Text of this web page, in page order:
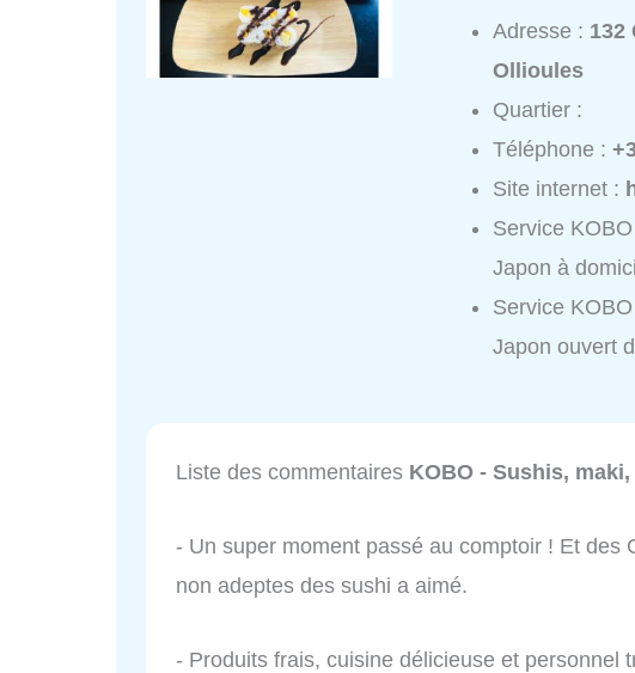
Adresse : 132
Ollioules
Quartier :
Téléphone :
Site internet :
Service
Japon à
Service
Japon ouvert
Liste des commentaires KOBO - Sushis,
- Un super moment passé au comptoir ! Et des
non adeptes des sushi a aimé.
- Produits frais, cuisine délicieuse et personnel